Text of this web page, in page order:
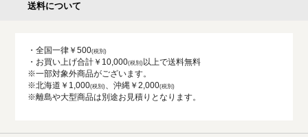
送料について
・全国一律￥500
・お買い上げ合計￥10,000
以上で送料無料
※一部対象外商品がございます。
※北海道￥1,000
、沖縄￥2,000
※離島や大型商品は別途お見積りとなります。